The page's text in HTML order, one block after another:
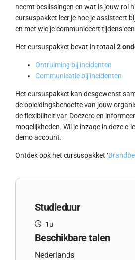
neemt beslissingen en wat is jouw rol
cursuspakket leer je hoe je assisteert
en met wie je communiceert tijdens
Het cursuspakket bevat in totaal 2
Ontruiming bij incidenten
Communicatie bij incidenten
Het cursuspakket kan desgewenst
de opleidingsbehoefte van jouw
de flexibiliteit van Doczero en
mogelijkheden. Wil je inzage in deze e-
demo account.
Ontdek ook het cursuspakket ‘
Studieduur
1u
Beschikbare talen
Nederlands